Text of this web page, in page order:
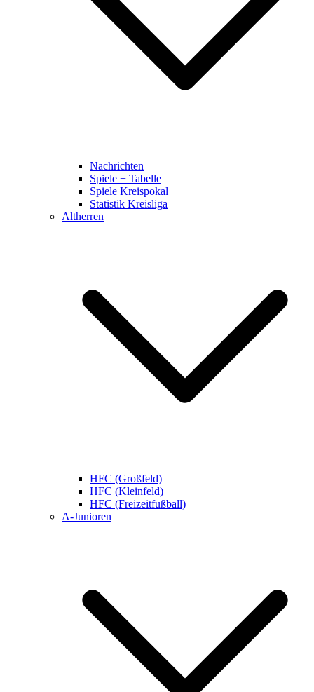
Nachrichten
Spiele + Tabelle
Spiele Kreispokal
Statistik Kreisliga
Altherren
HFC (Großfeld)
HFC (Kleinfeld)
HFC (Freizeitfußball)
A-Junioren